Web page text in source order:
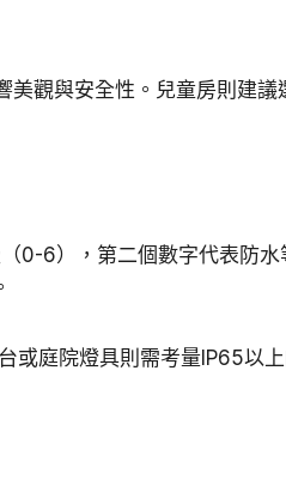
美觀與安全性。兒童房則建議
0-6），第二個數字代表防
庭院燈具則需考量IP65以上